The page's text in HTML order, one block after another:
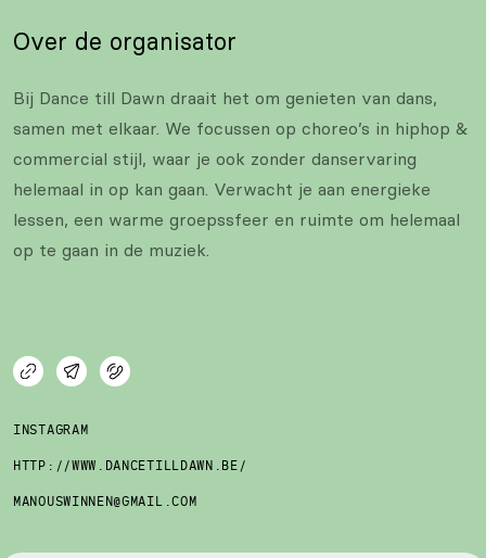
Over de organisator
Bij Dance till Dawn draait het om genieten van dans,
samen met elkaar. We focussen op choreo’s in hiphop &
commercial stijl, waar je ook zonder danservaring
helemaal in op kan gaan. Verwacht je aan energieke
lessen, een warme groepssfeer en ruimte om helemaal
op te gaan in de muziek.
INSTAGRAM
HTTP://WWW.DANCETILLDAWN.BE/
MANOUSWINNEN@GMAIL.COM